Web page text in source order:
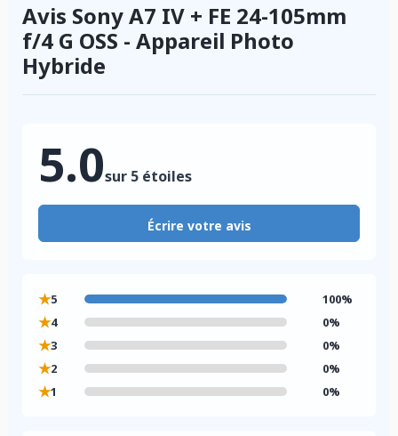
Avis Sony A7 IV + FE 24-105mm
f/4 G OSS - Appareil Photo
Hybride
5.0sur 5 étoiles
Écrire votre avis
★5 100%
★4 0%
★3 0%
★2 0%
★1 0%